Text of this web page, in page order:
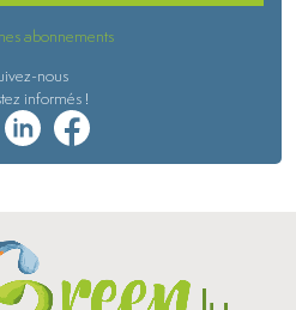
abonnements
nous
informés !